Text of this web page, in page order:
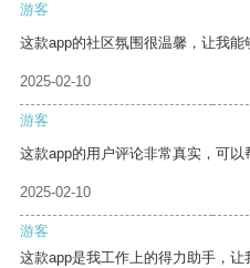
游客
这款app的社区氛围很温馨，让我能
2025-02-10
游客
这款app的用户评论非常真实，可以
2025-02-10
游客
这款app是我工作上的得力助手，